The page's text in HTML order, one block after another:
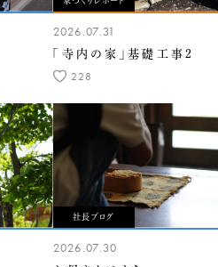
2026.07.31
「寺内の家」基礎工事2
228
社長ブログ
2026.07.30